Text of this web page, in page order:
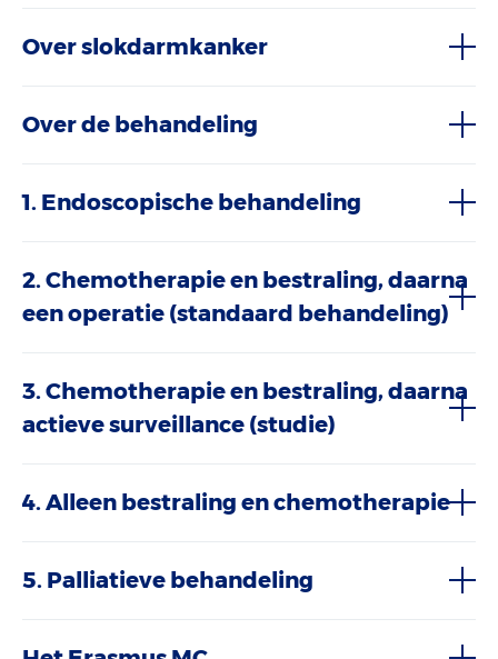
Over slokdarmkanker
Over de behandeling
1. Endoscopische behandeling
2. Chemotherapie en bestraling, daarna
een operatie (standaard behandeling)
3. Chemotherapie en bestraling, daarna
actieve surveillance (studie)
4. Alleen bestraling en chemotherapie
5. Palliatieve behandeling